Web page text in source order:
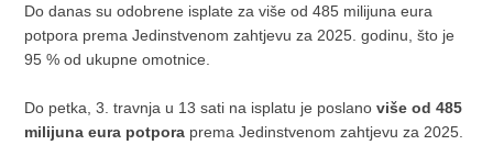
Do danas su odobrene isplate za više od 485 milijuna eura
potpora prema Jedinstvenom zahtjevu za 2025. godinu, što je
95 % od ukupne omotnice.
Do petka, 3. travnja u 13 sati na isplatu je poslanoviše od 485
milijuna eura potpora prema Jedinstvenom zahtjevu za 2025.